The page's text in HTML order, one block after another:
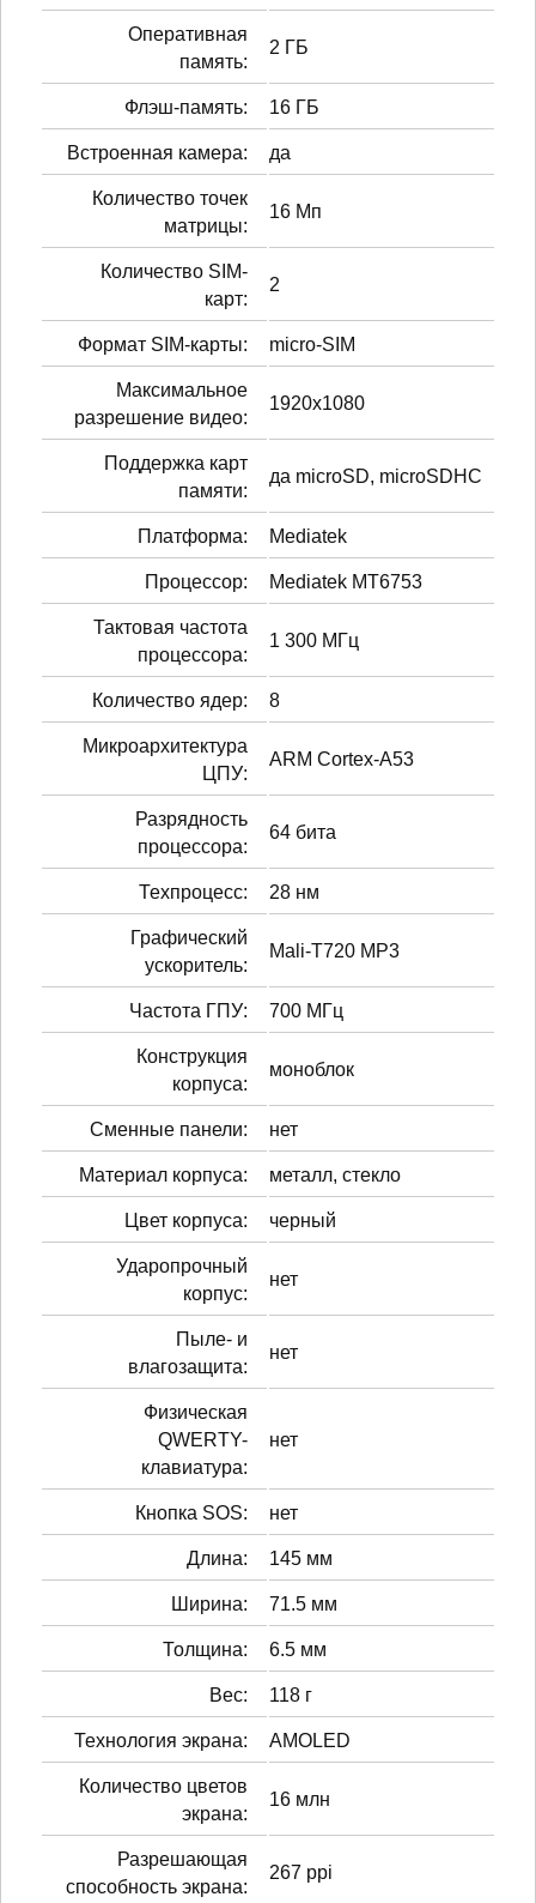
Оперативная
память:
2 ГБ
Флэш-память: 16 ГБ
Встроенная камера: да
Количество точек
матрицы:
16 Мп
Количество SIM-
карт:
2
Формат SIM-карты: micro-SIM
Максимальное
разрешение видео:
1920x1080
Поддержка карт
памяти:
да microSD, microSDHC
Платформа: Mediatek
Процессор: Mediatek MT6753
Тактовая частота
процессора:
1 300 МГц
Количество ядер: 8
Микроархитектура
ЦПУ:
ARM Cortex-A53
Разрядность
процессора:
64 бита
Техпроцесс: 28 нм
Графический
ускоритель:
Mali-T720 MP3
Частота ГПУ: 700 МГц
Конструкция
корпуса:
моноблок
Сменные панели: нет
Материал корпуса: металл, стекло
Цвет корпуса: черный
Ударопрочный
корпус:
нет
Пыле- и
влагозащита:
нет
Физическая
QWERTY-
клавиатура:
нет
Кнопка SOS: нет
Длина: 145 мм
Ширина: 71.5 мм
Толщина: 6.5 мм
Вес: 118 г
Технология экрана: AMOLED
Количество цветов
экрана:
16 млн
Разрешающая
способность экрана:
267 ppi